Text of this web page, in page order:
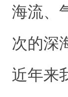
海流、
次的深
近年来